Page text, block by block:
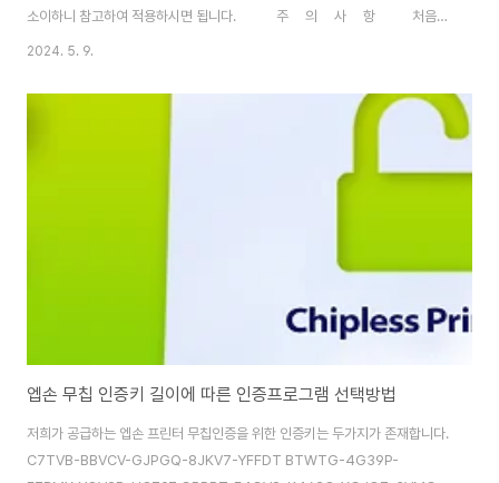
소이하니 참고하여 적용하시면 됩니다. 주 의 사 항 처음
세팅할 때는 필히 아래 순서를 잘 확인 후 절차대로 따라서 진행 후, 요령이 생
HP장비에 익숙해 져 있는 관계로 엡손 장비는 낯설어 문제가 발생할 수 있답니
다. ^^ *긴급공지 : 웹브라우저에 따라 다운로드가 안되는 경우가 있습니
2024. 5. 9.
엡손 무칩 인증키 길이에 따른 인증프로그램 선택방법
저희가 공급하는 엡손 프린터 무칩인증을 위한 인증키는 두가지가 존재합니다.
C7TVB-BBVCV-GJPGQ-8JKV7-YFFDT BTWTG-4G39P-